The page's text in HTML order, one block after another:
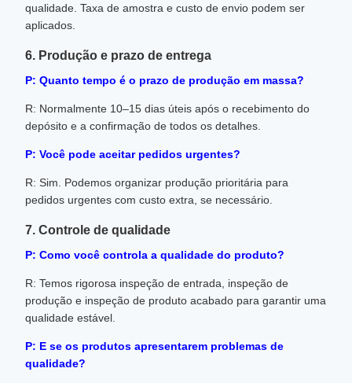
qualidade. Taxa de amostra e custo de envio podem ser
aplicados.
6. Produção e prazo de entrega
P: Quanto tempo é o prazo de produção em massa?
R: Normalmente 10–15 dias úteis após o recebimento do
depósito e a confirmação de todos os detalhes.
P: Você pode aceitar pedidos urgentes?
R: Sim. Podemos organizar produção prioritária para
pedidos urgentes com custo extra, se necessário.
7. Controle de qualidade
P: Como você controla a qualidade do produto?
R: Temos rigorosa inspeção de entrada, inspeção de
produção e inspeção de produto acabado para garantir uma
qualidade estável.
P: E se os produtos apresentarem problemas de
qualidade?